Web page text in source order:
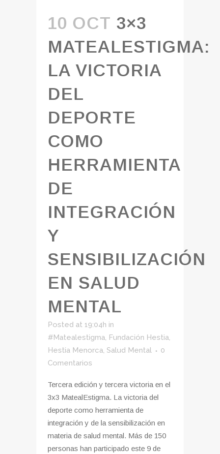
10 OCT 3×3
MATEALESTIGMA:
LA VICTORIA
DEL
DEPORTE
COMO
HERRAMIENTA
DE
INTEGRACIÓN
Y
SENSIBILIZACIÓN
EN SALUD
MENTAL
Posted at 19:04h in
#Matealestigma, Fundación Hestia,
Hestia Menorca, Salud Mental
0
Comentarios
Tercera edición y tercera victoria en el
3x3 MatealEstigma. La victoria del
deporte como herramienta de
integración y de la sensibilización en
materia de salud mental. Más de 150
personas han participado este 9 de